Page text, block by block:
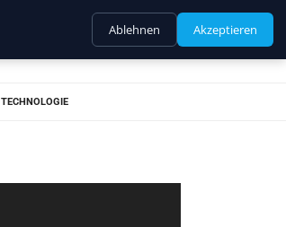
TECHNOLOGIE
Ablehnen Akzeptieren